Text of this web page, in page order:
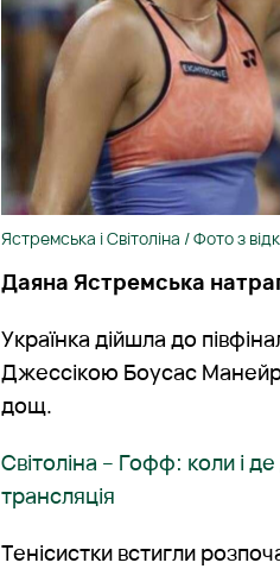
Ястремська і Світоліна / Фото з
Даяна Ястремська
Українка дійшла до
Джессікою Боусас
дощ.
Світоліна – Гофф: коли і
трансляція
Тенісистки встигли